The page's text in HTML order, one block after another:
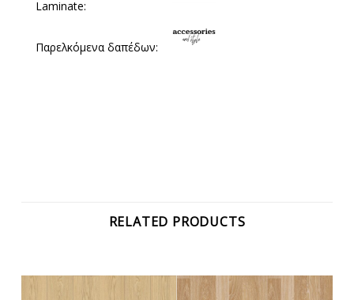
Laminate:
Παρελκόμενα δαπέδων:
RELATED PRODUCTS